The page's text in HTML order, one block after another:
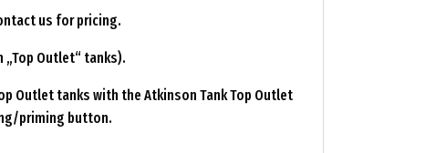
us for pricing.
„Top Outlet“ tanks).
Outlet tanks with the Atkinson Tank Top Outlet
priming button.